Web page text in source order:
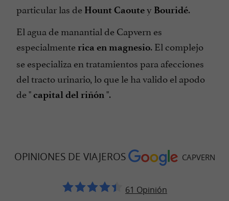
particular las de Hount Caoutey Bouridé.
El agua de manantial de Capvern es
especialmente rica en magnesio. El complejo
se especializa en tratamientos para afecciones
del tracto urinario, lo que le ha valido el apodo
de "capital del riñón".
OPINIONES DE VIAJEROS CAPVERN
61 Opinión